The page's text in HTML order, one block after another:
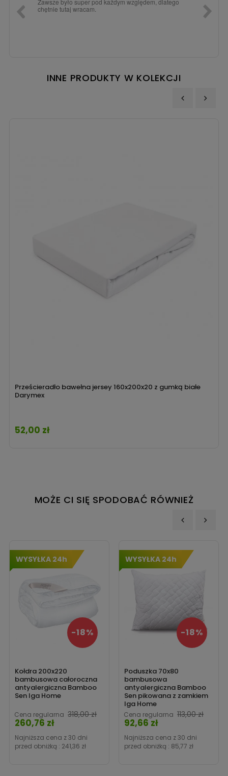
Zawsze było super pod każdym względem, dlatego
chętnie tutaj wracam.
INNE PRODUKTY W KOLEKCJI
Prześcieradło bawełna jersey 160x200x20 z gumką białe
Darymex
Cena
52,00 zł
MOŻE CI SIĘ SPODOBAĆ RÓWNIEŻ
WYSYŁKA 24h
Kołdra 200x220
bambusowa całoroczna
antyalergiczna Bamboo
Sen Iga Home
Cena regularna 318,00 zł
-18%
Cena
260,76 zł
Najniższa cena z 30 dni
przed obniżką : 241,36 zł
WYSYŁKA 24h
Poduszka 70x80
bambusowa
antyalergiczna Bamboo
Sen pikowana z zamkiem
Iga Home
Cena regularna 113,00 zł
-18%
92,66 zł
Najniższa cena z 30 dni
przed obniżką : 85,77 zł